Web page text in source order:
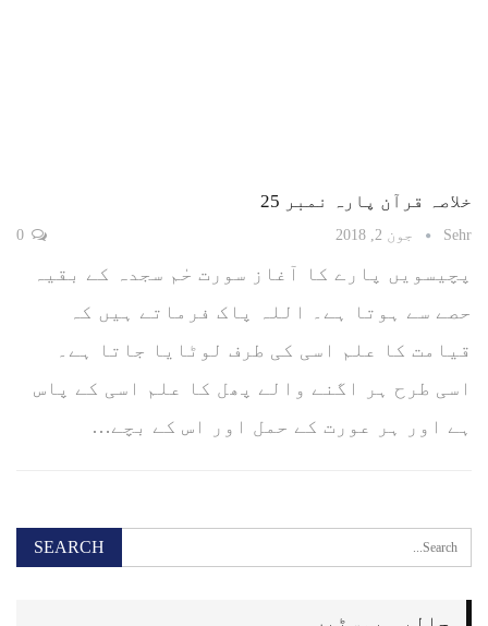
خلاصہ قرآن پارہ نمبر 25
Sehr جون 2, 2018
پچیسویں پارے کا آغاز سورت حٰم سجدہ کے بقیہ
حصے سے ہوتا ہے۔ اللہ پاک فرماتے ہیں کہ
قیامت کا علم اسی کی طرف لوٹایا جاتا ہے۔
اسی طرح ہر اگنے والے پھل کا علم اسی کے پاس
ہے اور ہر عورت کے حمل اور اس کے بچے…